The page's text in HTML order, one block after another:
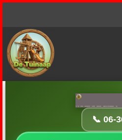
particulieren
zakelijk
inspectie-abonnementen
📞 06-